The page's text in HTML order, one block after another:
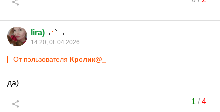
lira)
14:20, 08.04.2026
От пользователя Кролик@_
да)
1 /4